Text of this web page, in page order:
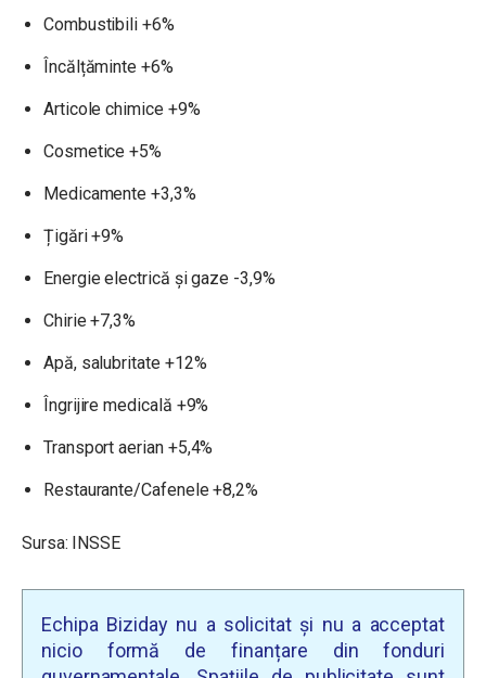
Combustibili +6%
Încălțăminte +6%
Articole chimice +9%
Cosmetice +5%
Medicamente +3,3%
Țigări +9%
Energie electrică și gaze -3,9%
Chirie +7,3%
Apă, salubritate +12%
Îngrijire medicală +9%
Transport aerian +5,4%
Restaurante/Cafenele +8,2%
Sursa: INSSE
Echipa Biziday nu a solicitat și nu a acceptat
nicio formă de finanțare din fonduri